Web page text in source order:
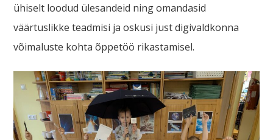
ühiselt loodud ülesandeid ning omandasid
väärtuslikke teadmisi ja oskusi just digivaldkonna
võimaluste kohta õppetöö rikastamisel.